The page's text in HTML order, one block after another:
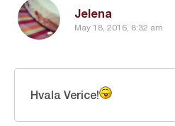
Jelena
May 18, 2016, 8:32 am
Hvala Verice!